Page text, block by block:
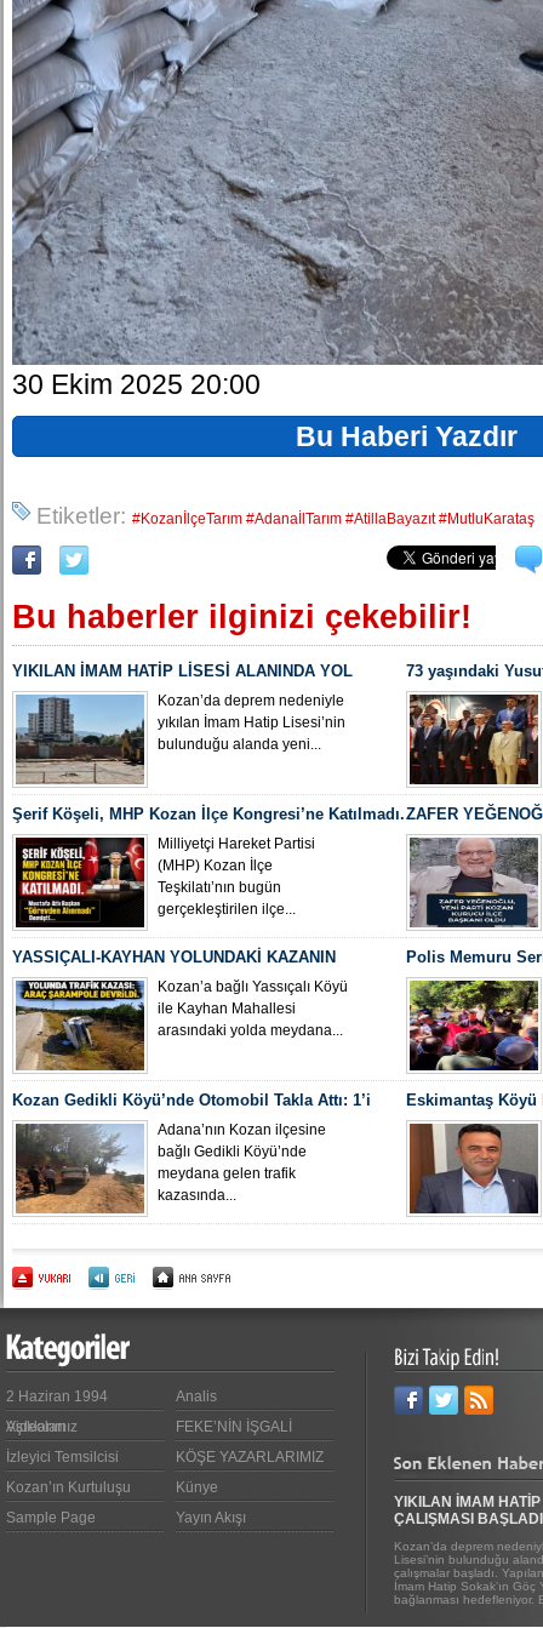
30 Ekim 2025 20:00
Bu Haberi Yazdır
Etiketler: #KozanİlçeTarım #AdanaİlTarım #AtillaBayazıt #MutluKarataş
Bu haberler ilginizi çekebilir!
YIKILAN İMAM HATİP LİSESİ ALANINDA YOL
ÇALIŞMASI BAŞLADIKozan’da deprem nedeniyle
yıkılan İmam Hatip Lisesi’nin
bulunduğu alanda yeni...
73 yaşındaki
Yeniden MHP
Şerif Köşeli, MHP Kozan İlçe Kongresi’ne Katılmadı.
Milliyetçi Hareket Partisi
(MHP) Kozan İlçe
Teşkilatı’nın bugün
gerçekleştirilen ilçe...
ZAFER
İLÇE BAŞKANI
YASSIÇALI-KAYHAN YOLUNDAKİ KAZANIN
KAMERA GÖRÜNTÜLERİ ORTAYA ÇIKTI
Kozan’a bağlı Yassıçalı Köyü
ile Kayhan Mahallesi
arasındaki yolda meydana...
Polis Memuru
Uğurlandı
Kozan Gedikli Köyü’nde Otomobil Takla Attı: 1’i
Bebek 6 Kişi YaralandıAdana’nın Kozan ilçesine
bağlı Gedikli Köyü’nde
meydana gelen trafik
kazasında...
Eskimantaş Köyü
gördüğü
2 Haziran 1994
Videoları
Analis
Aşıklarımız
FEKE’NİN İŞGALİ
İzleyici Temsilcisi
KÖŞE YAZARLARIMIZ
Kozan’ın Kurtuluşu
Künye
Sample Page
Yayın Akışı
YIKILAN İMAM
ÇALIŞMASI BAŞLADI
Kozan’da deprem
Lisesi’nin bulunduğu
çalışmalar başladı.
İmam Hatip Sokak’ın Göç
bağlanması hedefleniyor.